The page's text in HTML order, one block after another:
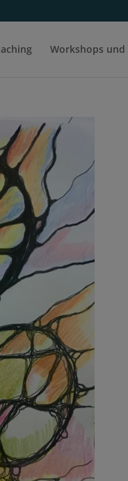
Workshops und